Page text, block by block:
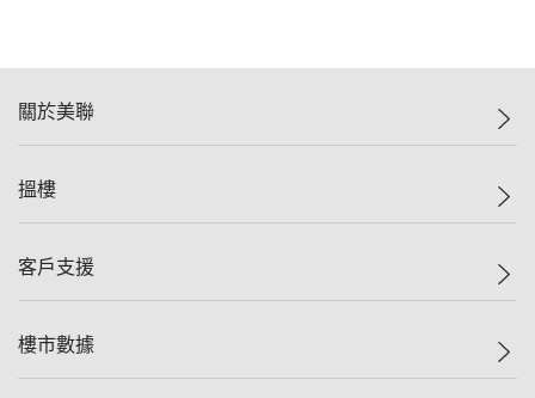
關於美聯
美聯集團
人才招募
搵樓
一手新盤
減價
客戶支援
自助放盤
樓市數據